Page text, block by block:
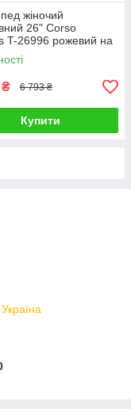
жіночий
26" Corso
T-26996 рожевий на
145 см УЦІНКА
НА РАМІ !
₴ 6 793 ₴
Купити